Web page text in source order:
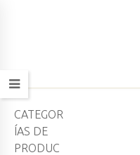
CATEGOR
ÍAS DE
PRODUC